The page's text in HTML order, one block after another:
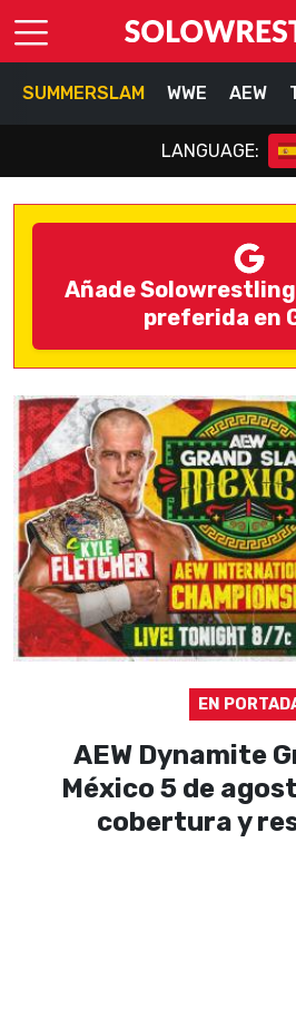
SUMMERSLAM WWE AEW
LANGUAGE:
Añade
preferida en
EN
AEW Dynamite
México 5 de
cobertura y